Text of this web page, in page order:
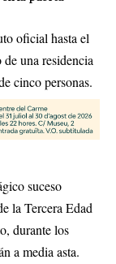
oficial hasta el
una residencia
cinco personas.
suceso
la Tercera Edad
durante los
a media asta.